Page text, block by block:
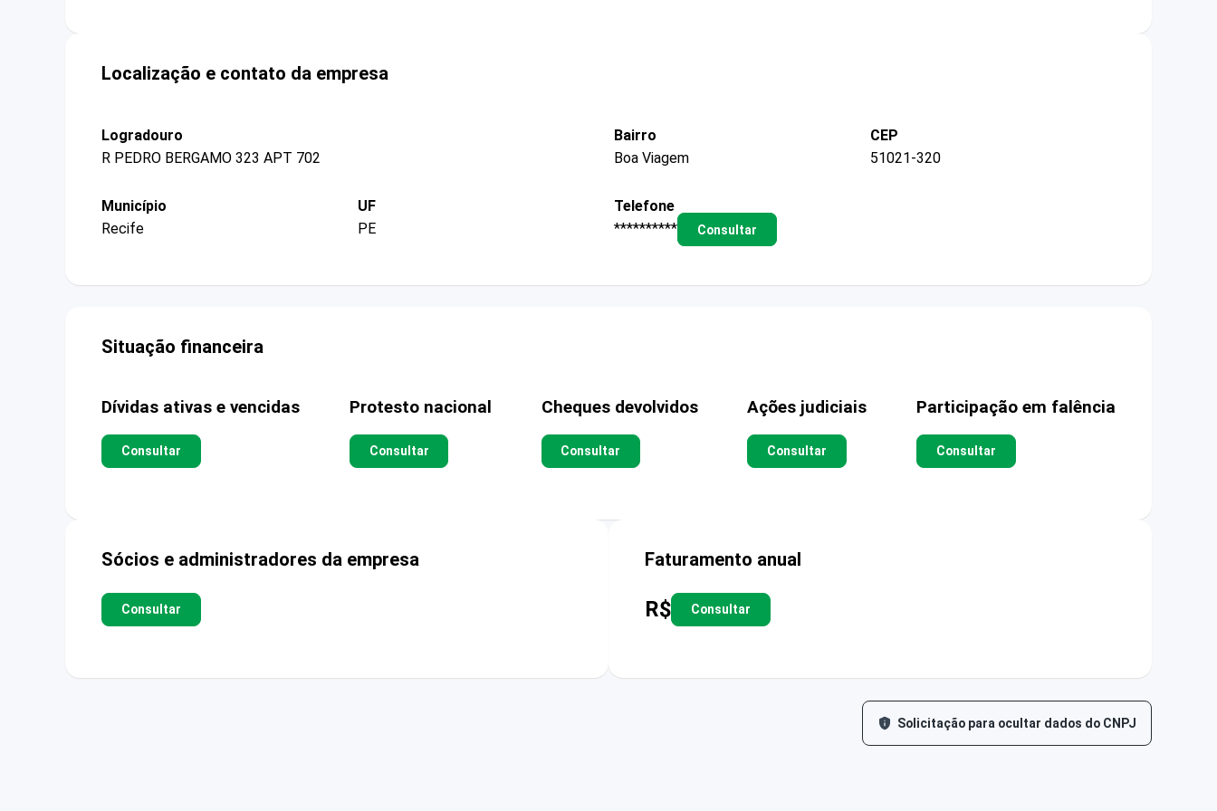
Localização e contato da empresa
Logradouro
R PEDRO BERGAMO 323 APT 702
Bairro
Boa Viagem
CEP
51021-320
Município
Recife
UF
PE
Telefone
**********
Consultar
Situação financeira
Dívidas ativas e vencidas
Consultar
Protesto nacional
Consultar
Cheques devolvidos
Consultar
Ações judiciais
Consultar
Participação em falência
Consultar
Sócios e administradores da empresa
Consultar
Faturamento anual
R$ Consultar
Solicitação para ocultar dados do CNPJ